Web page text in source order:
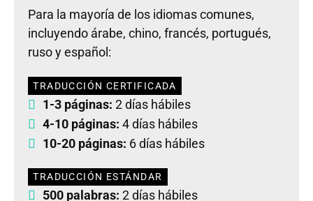
Para la mayoría de los idiomas comunes,
incluyendo árabe, chino, francés, portugués,
ruso y español:
TRADUCCIÓN CERTIFICADA
1-3 páginas: 2 días hábiles
4-10 páginas: 4 días hábiles
10-20 páginas: 6 días hábiles
TRADUCCIÓN ESTÁNDAR
500 palabras: 2 días hábiles